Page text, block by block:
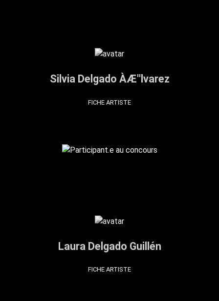
Silvia Delgado ÀÆ''lvarez
FICHE ARTISTE
Laura Delgado Guillén
FICHE ARTISTE